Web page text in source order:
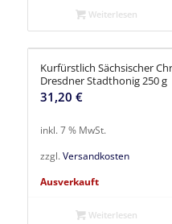
Weiterlesen
Kurfürstlich Sächsischer
Dresdner Stadthonig 250 g
31,20 €
inkl. 7 % MwSt.
zzgl. Versandkosten
Ausverkauft
Weiterlesen